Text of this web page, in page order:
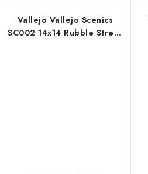
Vallejo Vallejo Scenics
SC002 14x14 Rubble Street